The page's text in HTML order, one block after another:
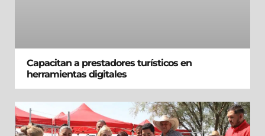
Capacitan a prestadores turísticos en
herramientas digitales